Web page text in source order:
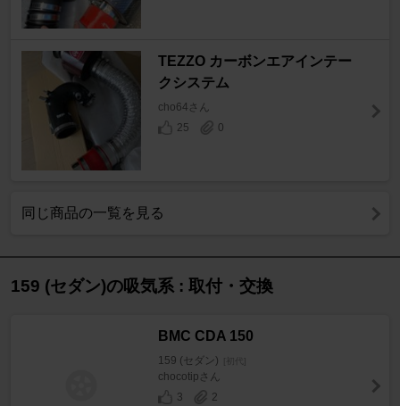
TEZZO カーボンエアインテー
クシステム
cho64さん
25
0
同じ商品の一覧を見る
159 (セダン)の吸気系 : 取付・交換
BMC CDA 150
159 (セダン) [初代]
chocotipさん
3
2